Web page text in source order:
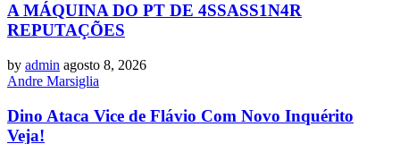
A MÁQUINA DO PT DE 4SSASS1N4R
REPUTAÇÕES
by admin agosto 8, 2026
Andre Marsiglia
Dino Ataca Vice de Flávio Com Novo Inquérito
Veja!